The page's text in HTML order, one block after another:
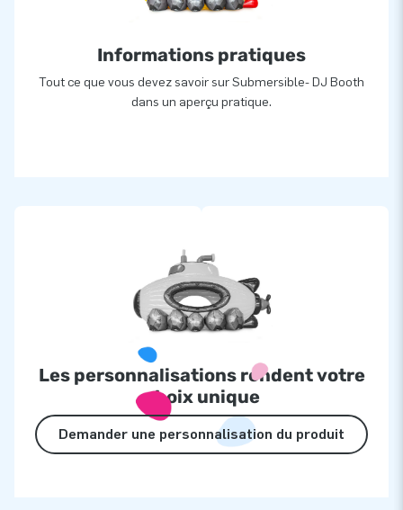
Informations pratiques
Tout ce que vous devez savoir sur Submersible- DJ Booth
dans un aperçu pratique.
Les personnalisations rendent votre
choix unique
Demander une personnalisation du produit